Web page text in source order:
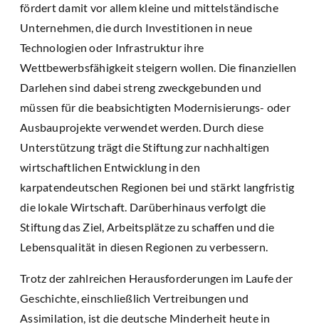
fördert damit vor allem kleine und mittelständische
Unternehmen, die durch Investitionen in neue
Technologien oder Infrastruktur ihre
Wettbewerbsfähigkeit steigern wollen. Die finanziellen
Darlehen sind dabei streng zweckgebunden und
müssen für die beabsichtigten Modernisierungs- oder
Ausbauprojekte verwendet werden. Durch diese
Unterstützung trägt die Stiftung zur nachhaltigen
wirtschaftlichen Entwicklung in den
karpatendeutschen Regionen bei und stärkt langfristig
die lokale Wirtschaft. Darüberhinaus verfolgt die
Stiftung das Ziel, Arbeitsplätze zu schaffen und die
Lebensqualität in diesen Regionen zu verbessern.
Trotz der zahlreichen Herausforderungen im Laufe der
Geschichte, einschließlich Vertreibungen und
Assimilation, ist die deutsche Minderheit heute in